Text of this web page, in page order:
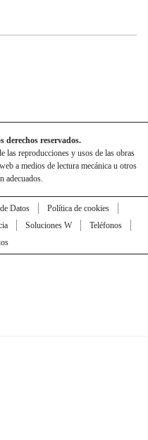
reservados.
las reproducciones y usos de las obras
a medios de lectura mecánica u otros
adecuados.
Datos
Política de cookies
Soluciones W
Teléfonos